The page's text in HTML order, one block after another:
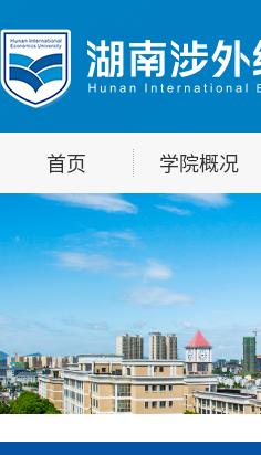
首页 学院概况